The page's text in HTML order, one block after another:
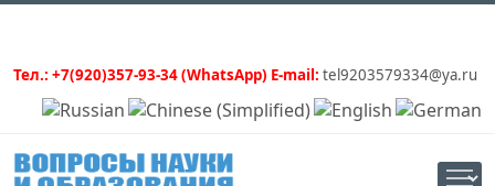
Тел.: +7(920)357-93-34 (WhatsApp) E-mail: tel9203579334@ya.ru